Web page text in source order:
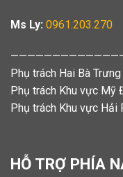
Ms Ly: 0961.203.270
Phụ trách Hai Bà Trưng
Phụ trách Khu vực Mỹ
Phụ trách Khu vực Hải
HỖ TRỢ PHÍA